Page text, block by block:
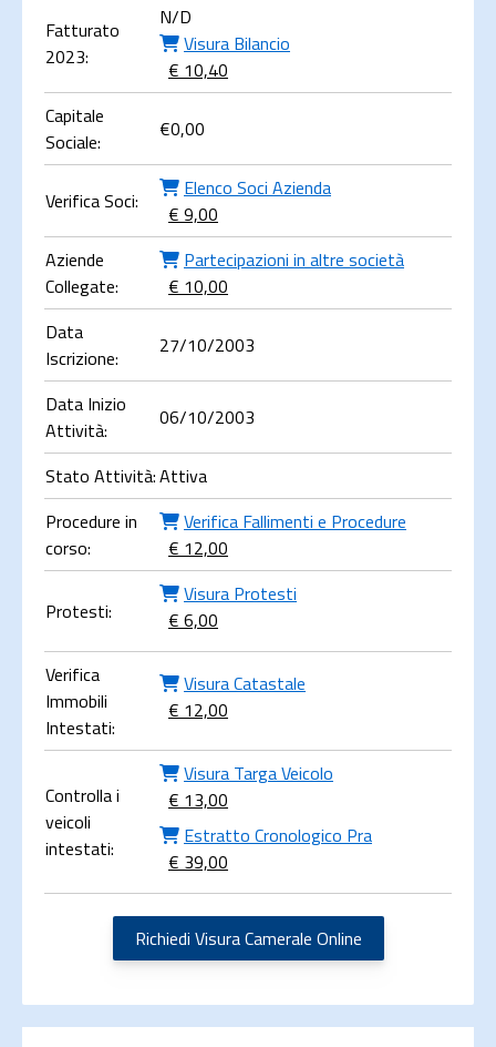
Fatturato
2023:
N/D
Visura Bilancio
€ 10,40
Capitale
Sociale:
€0,00
Verifica Soci:
Elenco Soci Azienda
€ 9,00
Aziende
Collegate:
Partecipazioni in altre società
€ 10,00
Data
Iscrizione:
27/10/2003
Data Inizio
Attività:
06/10/2003
Stato Attività:Attiva
Procedure in
corso:
Verifica Fallimenti e Procedure
€ 12,00
Protesti:
Visura Protesti
€ 6,00
Verifica
Immobili
Intestati:
Visura Catastale
€ 12,00
Controlla i
veicoli
intestati:
Visura Targa Veicolo
€ 13,00
Estratto Cronologico Pra
€ 39,00
Richiedi Visura Camerale Online